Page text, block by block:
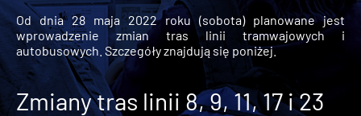
Od dnia 28 maja 2022 roku (sobota) planowane jest
wprowadzenie zmian tras linii tramwajowych i
autobusowych. Szczegóły znajdują się poniżej.
Zmiany tras linii 8, 9, 11, 17 i 23